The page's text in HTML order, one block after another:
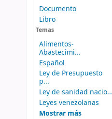
Documento
Libro
Temas
Alimentos-
Abastecimi...
Español
Ley de Presupuesto
p...
Ley de sanidad nacio...
Leyes venezolanas
Mostrar más